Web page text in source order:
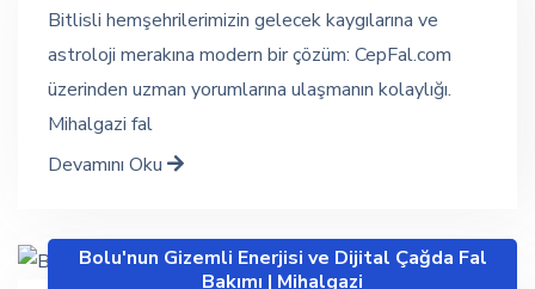
Bitlisli hemşehrilerimizin gelecek kaygılarına ve
astroloji merakına modern bir çözüm: CepFal.com
üzerinden uzman yorumlarına ulaşmanın kolaylığı.
Mihalgazi fal
Devamını Oku
Bolu'nun Gizemli Enerjisi ve Dijital Çağda Fal
Bakımı | Mihalgazi